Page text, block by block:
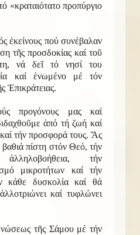
«κραταιότατο προπύργιο
ἐκείνους πού συνέβαλαν
τῆς προσδοκίας καί τοῦ
νά δεῖ τό νησί του
καί ἑνωμένο μέ τόν
Ἐπικράτειας.
προγόνους μας καί
ἀπό τή ζωή καί
καί τήν προσφορά τους. Ἅς
πίστη στόν Θεό, τήν
ἀλληλοβοήθεια, τήν
μικροτήτων καί τήν
κάθε δυσκολία καί θά
καί τυφλώνει
τῆς Σάμου μέ τήν